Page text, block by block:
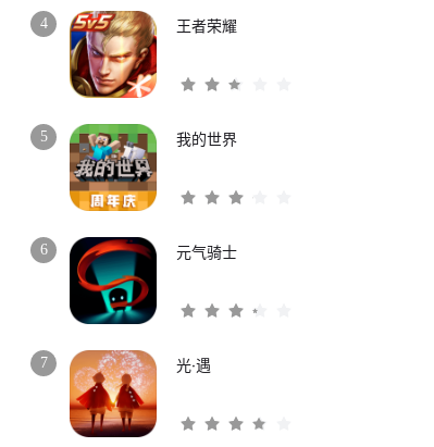
4 王者荣耀
5 我的世界
6 元气骑士
7 光·遇